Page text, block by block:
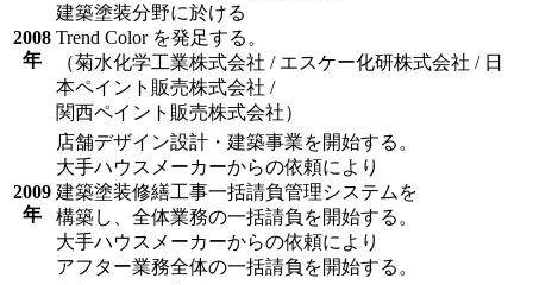
2008
年
建築塗装分野に於ける
Trend Color を発足する。
（菊水化学工業株式会社 / エスケー化研株式会社 / 日
本ペイント販売株式会社 /
関西ペイント販売株式会社）
2009
年
店舗デザイン設計・建築事業を開始する。
大手ハウスメーカーからの依頼により
建築塗装修繕工事一括請負管理システムを
構築し、全体業務の一括請負を開始する。
大手ハウスメーカーからの依頼により
アフター業務全体の一括請負を開始する。